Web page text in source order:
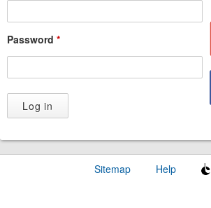
Password *
Sitemap Help